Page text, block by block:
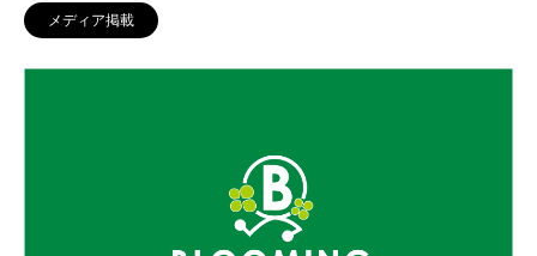
メディア掲載